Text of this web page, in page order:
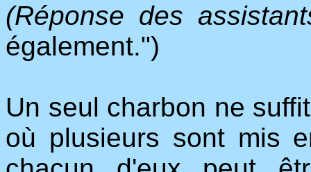
(Réponse des
également.")
Un seul charbon ne
où plusieurs sont mis